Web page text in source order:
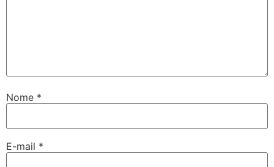
Nome *
E-mail *